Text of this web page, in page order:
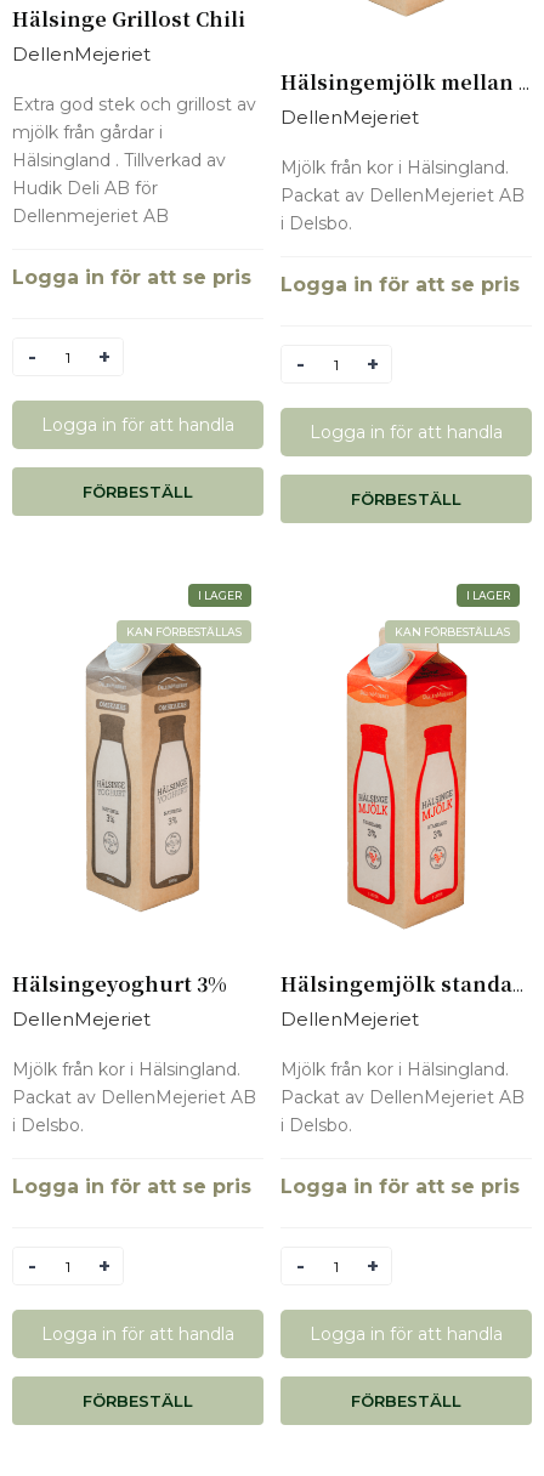
Hälsinge Grillost Chili
DellenMejeriet
Extra god stek och grillost av
mjölk från gårdar i
Hälsingland . Tillverkad av
Hudik Deli AB för
Dellenmejeriet AB
Logga in för att se pris
Antal
Logga in för att handla
FÖRBESTÄLL
Hälsingemjölk mellan 1,5%
DellenMejeriet
Mjölk från kor i Hälsingland.
Packat av DellenMejeriet AB
i Delsbo.
Logga in för att se pris
Antal
Logga in för att handla
FÖRBESTÄLL
KAN FÖRBESTÄLLAS
I LAGER
Hälsingeyoghurt 3%
DellenMejeriet
Mjölk från kor i Hälsingland.
Packat av DellenMejeriet AB
i Delsbo.
Logga in för att se pris
Antal
Logga in för att handla
FÖRBESTÄLL
KAN FÖRBESTÄLLAS
I LAGER
Hälsingemjölk standard 3%
DellenMejeriet
Mjölk från kor i Hälsingland.
Packat av DellenMejeriet AB
i Delsbo.
Logga in för att se pris
Antal
Logga in för att handla
FÖRBESTÄLL